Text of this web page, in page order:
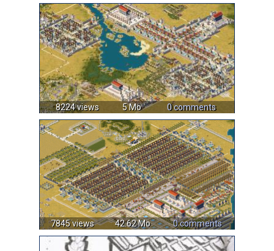
8224 views 5 Mo 0 comments
7845 views 42.62 Mo 0 comments